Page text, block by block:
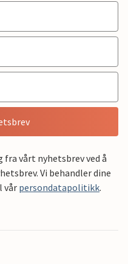
fra vårt nyhetsbrev ved å
Vi behandler dine
vår persondatapolitikk.